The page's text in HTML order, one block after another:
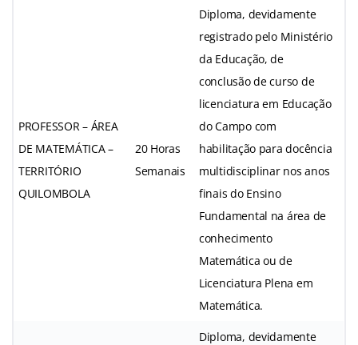
PROFESSOR – ÁREA
DE MATEMÁTICA –
TERRITÓRIO
QUILOMBOLA
20 Horas
Semanais
Diploma, devidamente
registrado pelo Ministério
da Educação, de
conclusão de curso de
licenciatura em Educação
do Campo com
habilitação para docência
multidisciplinar nos anos
finais do Ensino
Fundamental na área de
conhecimento
Matemática ou de
Licenciatura Plena em
Matemática.
Diploma, devidamente